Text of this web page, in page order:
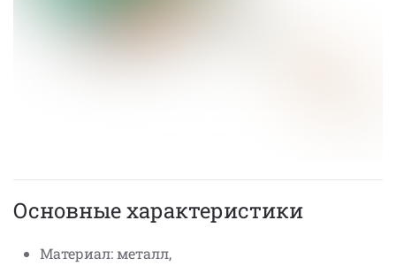
Основные характеристики
Материал: металл,